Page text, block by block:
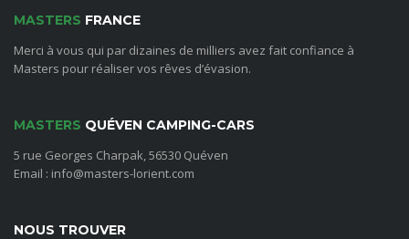
MASTERS FRANCE
Merci à vous qui par dizaines de milliers avez fait confiance à
Masters pour réaliser vos rêves d’évasion.
MASTERS QUÉVEN CAMPING-CARS
5 rue Georges Charpak, 56530 Quéven
Email : info@masters-lorient.com
NOUS TROUVER